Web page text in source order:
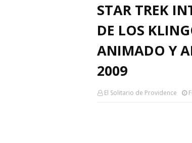
STAR TREK
DE LOS
ANIMADO Y
2009
El Solitario de Providence